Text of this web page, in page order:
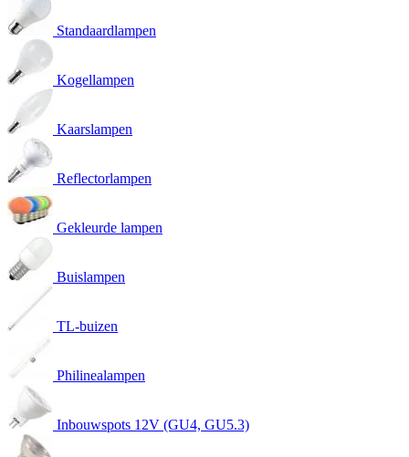
Standaardlampen
Kogellampen
Kaarslampen
Reflectorlampen
Gekleurde lampen
Buislampen
TL-buizen
Philinealampen
Inbouwspots 12V (GU4, GU5.3)